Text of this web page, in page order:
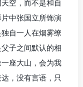
空，而不是和自
中张国立所饰演
自一人在烟雾缭
子之间默认的相
座大山，会为我
，没有言语，只